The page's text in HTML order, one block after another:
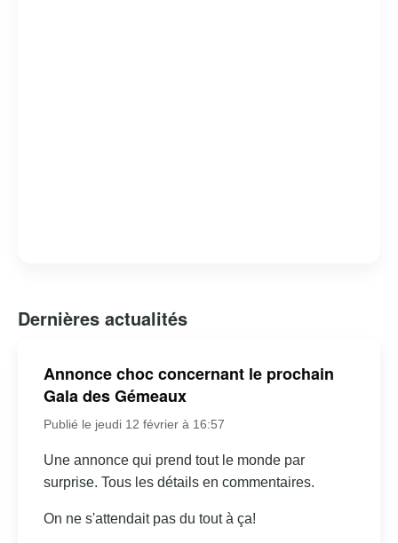
Dernières actualités
Annonce choc concernant le prochain
Gala des Gémeaux
Publié le jeudi 12 février à 16:57
Une annonce qui prend tout le monde par
surprise. Tous les détails en commentaires.
On ne s'attendait pas du tout à ça!